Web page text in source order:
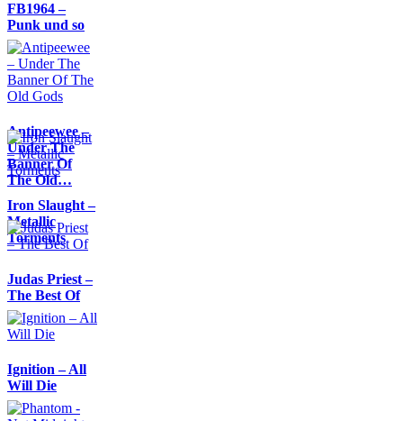
FB1964 –
Punk und so
Antipeewee –
Under The
Banner Of
The Old…
Iron Slaught –
Metallic
Torments
Judas Priest –
The Best Of
Ignition – All
Will Die